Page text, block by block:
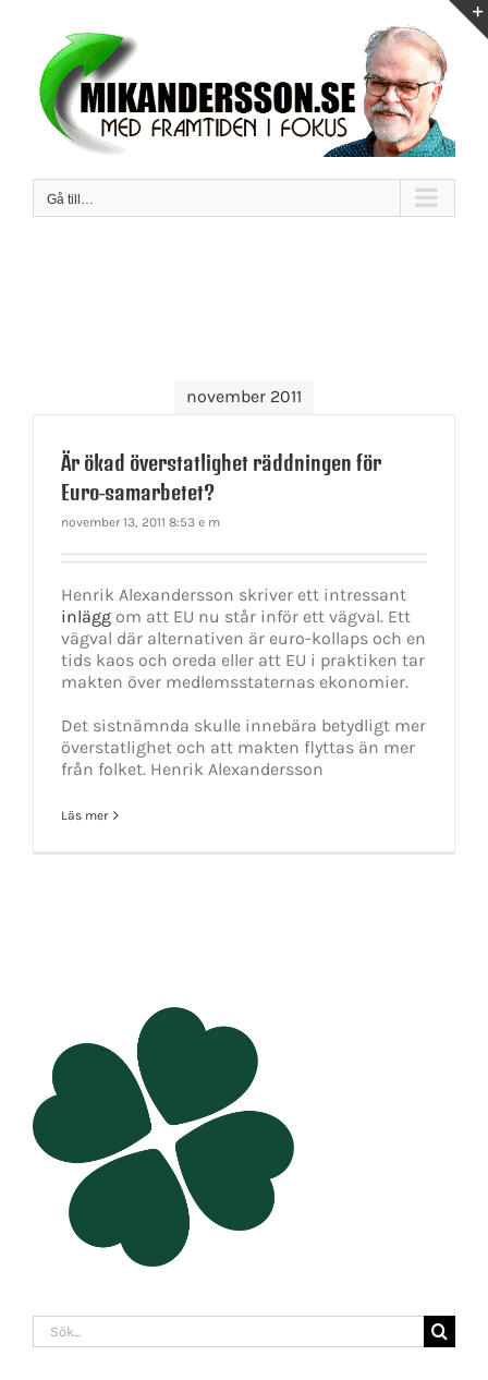
innehållet
Gå till…
november 2011
Är ökad överstatlighet räddningen för
Euro-samarbetet?
november 13, 2011 8:53 e m
Henrik Alexandersson skriver ett intressant
inlägg om att EU nu står inför ett vägval. Ett
vägval där alternativen är euro-kollaps och en
tids kaos och oreda eller att EU i praktiken tar
makten över medlemsstaternas ekonomier.
Det sistnämnda skulle innebära betydligt mer
överstatlighet och att makten flyttas än mer
från folket. Henrik Alexandersson
Läs mer
Sök
efter: